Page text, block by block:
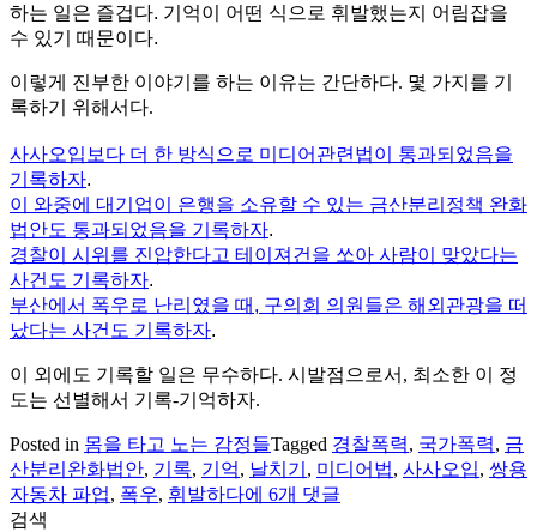
하는 일은 즐겁다. 기억이 어떤 식으로 휘발했는지 어림잡을
수 있기 때문이다.
이렇게 진부한 이야기를 하는 이유는 간단하다. 몇 가지를 기
록하기 위해서다.
사사오입보다 더 한 방식으로 미디어관련법이 통과되었음을
기록하자.
이 와중에 대기업이 은행을 소유할 수 있는 금산분리정책 완화
법안도 통과되었음을 기록하자.
경찰이 시위를 진압한다고 테이져건을 쏘아 사람이 맞았다는
사건도 기록하자.
부산에서 폭우로 난리였을 때, 구의회 의원들은 해외관광을 떠
났다는 사건도 기록하자.
이 외에도 기록할 일은 무수하다. 시발점으로서, 최소한 이 정
도는 선별해서 기록-기억하자.
Posted in 몸을 타고 노는 감정들Tagged 경찰폭력, 국가폭력, 금
산분리완화법안, 기록, 기억, 날치기 , 미디어법, 사사오입, 쌍용
자동차 파업, 폭우, 휘발하다기
에 6개 댓글
검색